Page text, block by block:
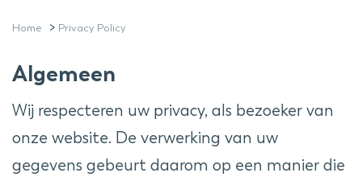
Home > Privacy Policy
Algemeen
Wij respecteren uw privacy, als bezoeker van
onze website. De verwerking van uw
gegevens gebeurt daarom op een manier die